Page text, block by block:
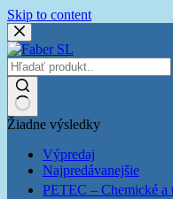
Skip to content
Žiadne výsledky
Výpredaj
Najpredávanejšie
PETEC – Chemické a